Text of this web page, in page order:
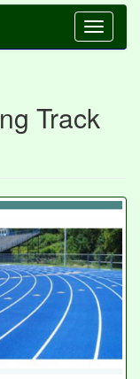
Toggle
Track